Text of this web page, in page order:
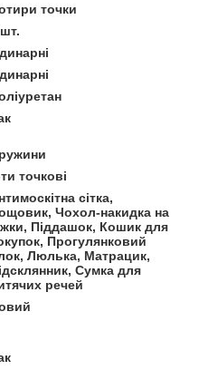
точки
точкові
сітка,
Чохол-накидка на
Піддашок, Кошик для
Прогулянковий
Люлька, Матрацик,
Сумка для
речей